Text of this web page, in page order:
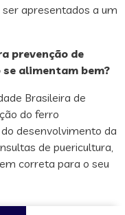
apresentados a um
prevenção de
se alimentam bem?
Brasileira de
do ferro
desenvolvimento da
de puericultura,
correta para o seu